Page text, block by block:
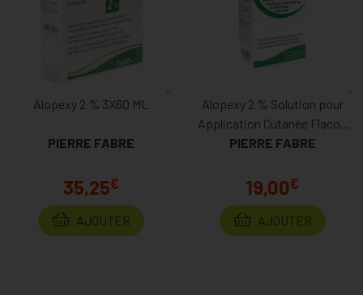
Alopexy 2 % 3X60 ML
PIERRE FABRE
35,25€
AJOUTER
Alopexy 2 % Solution pour
Application Cutanée Flacon
Pipette 1x60ml
PIERRE FABRE
19,00€
AJOUTER